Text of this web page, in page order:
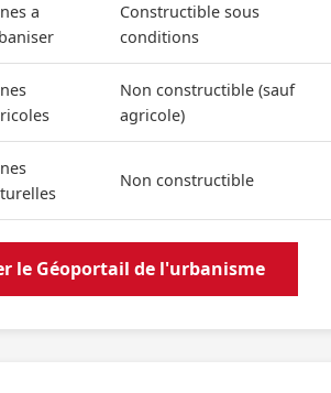
a
Constructible sous
conditions
Non constructible (sauf
agricole)
Non constructible
le Géoportail de l'urbanisme